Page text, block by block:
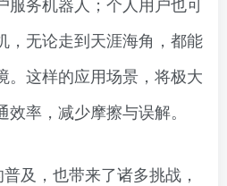
，无论走到天涯海角，都能
。这样的应用场景，将极大
率，减少摩擦与误解。
及，也带来了诸多挑战，